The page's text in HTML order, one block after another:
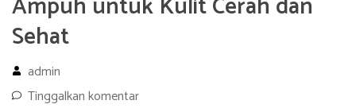
Sehat
admin
Tinggalkan komentar